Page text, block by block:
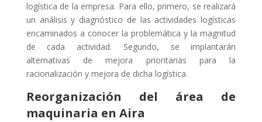
logística de la empresa. Para ello, primero, se realizará
un análisis y diagnóstico de las actividades logísticas
encaminados a conocer la problemática y la magnitud
de cada actividad. Segundo, se implantarán
alternativas de mejora prioritarias para la
racionalización y mejora de dicha logística.
Reorganización del área de
maquinaria en Aira